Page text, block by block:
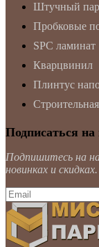
Штучный
Пробковые
SPC ламинат
Кварцвинил
Плинтус
Подписаться
Подпишитесь на
новинках и скидках.